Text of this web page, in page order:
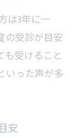
は3年に一
の受診が目安
も受けること
いった声が多
安